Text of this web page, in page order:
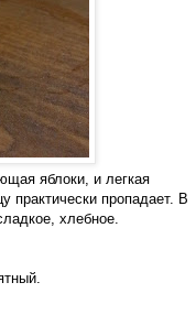
яблоки, и легкая
практически пропадает. В
хлебное.